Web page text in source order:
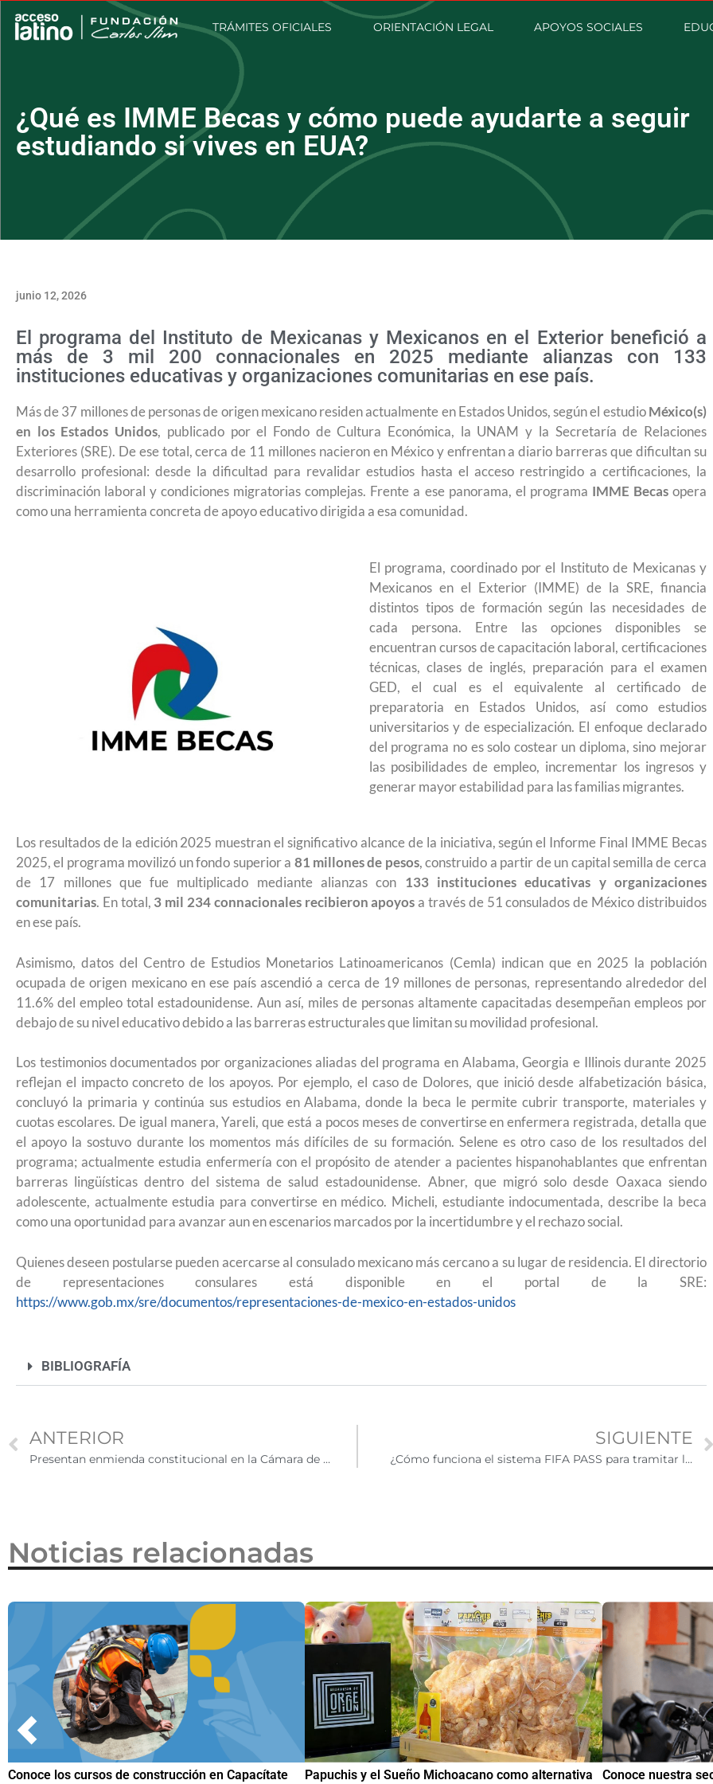
TRÁMITES OFICIALES ORIENTACIÓN LEGAL APOYOS SOCIALES
¿Qué es IMME Becas y cómo puede ayudarte a seguir
estudiando si vives en EUA?
junio 12, 2026
El programa del Instituto de Mexicanas y Mexicanos en el Exterior benefició a
más de 3 mil 200 connacionales en 2025 mediante alianzas con 133
instituciones educativas y organizaciones comunitarias en ese país.
Más de 37 millones de personas de origen mexicano residen actualmente en Estados Unidos, según el estudioMéxico(s)
en los Estados Unidos, publicado por el Fondo de Cultura Económica, la UNAM y la Secretaría de Relaciones
Exteriores (SRE). De ese total, cerca de 11 millones nacieron en México y enfrentan a diario barreras que dificultan su
desarrollo profesional: desde la dificultad para revalidar estudios hasta el acceso restringido a certificaciones, la
discriminación laboral y condiciones migratorias complejas. Frente a ese panorama, el programa IMME Becasopera
como una herramienta concreta de apoyo educativo dirigida a esa comunidad.
El programa, coordinado por el Instituto de Mexicanas y
Mexicanos en el Exterior (IMME) de la SRE, financia
distintos tipos de formación según las necesidades de
cada persona. Entre las opciones disponibles se
encuentran cursos de capacitación laboral, certificaciones
técnicas, clases de inglés, preparación para el examen
GED, el cual es el equivalente al certificado de
preparatoria en Estados Unidos, así como estudios
universitarios y de especialización. El enfoque declarado
del programa no es solo costear un diploma, sino mejorar
las posibilidades de empleo, incrementar los ingresos y
generar mayor estabilidad para las familias migrantes.
Los resultados de la edición 2025 muestran el significativo alcance de la iniciativa, según el Informe Final IMME Becas
2025, el programa movilizó un fondo superior a 81 millones de pesos, construido a partir de un capital semilla de cerca
de 17 millones que fue multiplicado mediante alianzas con 133 instituciones educativas y organizaciones
comunitarias. En total, 3 mil 234 connacionales recibieron apoyos a través de 51 consulados de México distribuidos
en ese país.
Asimismo, datos del Centro de Estudios Monetarios Latinoamericanos (Cemla) indican que en 2025 la población
ocupada de origen mexicano en ese país ascendió a cerca de 19 millones de personas, representando alrededor del
11.6% del empleo total estadounidense. Aun así, miles de personas altamente capacitadas desempeñan empleos por
debajo de su nivel educativo debido a las barreras estructurales que limitan su movilidad profesional.
Los testimonios documentados por organizaciones aliadas del programa en Alabama, Georgia e Illinois durante 2025
reflejan el impacto concreto de los apoyos. Por ejemplo, el caso de Dolores, que inició desde alfabetización básica,
concluyó la primaria y continúa sus estudios en Alabama, donde la beca le permite cubrir transporte, materiales y
cuotas escolares. De igual manera, Yareli, que está a pocos meses de convertirse en enfermera registrada, detalla que
el apoyo la sostuvo durante los momentos más difíciles de su formación. Selene es otro caso de los resultados del
programa; actualmente estudia enfermería con el propósito de atender a pacientes hispanohablantes que enfrentan
barreras lingüísticas dentro del sistema de salud estadounidense. Abner, que migró solo desde Oaxaca siendo
adolescente, actualmente estudia para convertirse en médico. Micheli, estudiante indocumentada, describe la beca
como una oportunidad para avanzar aun en escenarios marcados por la incertidumbre y el rechazo social.
Quienes deseen postularse pueden acercarse al consulado mexicano más cercano a su lugar de residencia. El directorio
de representaciones consulares está disponible en el portal de la SRE:
https://www.gob.mx/sre/documentos/representaciones-de-mexico-en-estados-unidos
BIBLIOGRAFÍA
ANTERIOR
Presentan enmienda constitucional en la Cámara de Representantes para eliminar la ciudadanía por nacimiento a hijos de personas sin estatus migratorio legal
SIGUIENTE
¿Cómo funciona el sistema FIFA PASS para tramitar la visa estadounidense y asistir al Mundial 2026?
¿Cómo inscribirse a Jóvenes Construyendo el
Futuro para capacitarse al regresar a México?
Conoce los cursos de construcción en
para el Empleo
para la ciudadanía estadounidense en primavera
2026
Ciudadanízate, el curso gratuito de
para el examen de naturalización en EUA
Noticias relacionadas
Capacítate Papuchis y el Sueño Michoacano como alternativa Conoce nuestra sección de Educación y Empleo: